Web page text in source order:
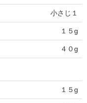
小さじ１
１５g
４０g
１５g